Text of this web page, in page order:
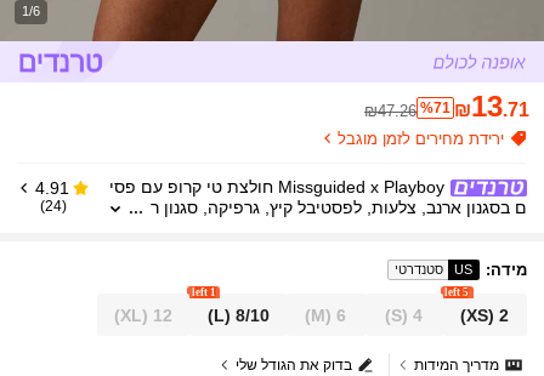
1/6
₪13.71
%71
₪47.26
ירידת מחירים לזמן מוגבל
Missguided x Playboy חולצת טי קרופ עם פסי
ם בסגנון ארנב, צלעות, לפסטיבל קיץ, גרפיקה, סגנון ר
4.91
(24)
מידה:
US סטנדרטי
2
(XS)
5 left
4
(S)
6
(M)
8/10
(L)
1 left
12
(XL)
בדוק את הגודל שלי
מדריך המידות